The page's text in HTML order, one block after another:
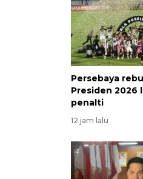
Persebaya
Presiden 2026
penalti
12 jam lalu